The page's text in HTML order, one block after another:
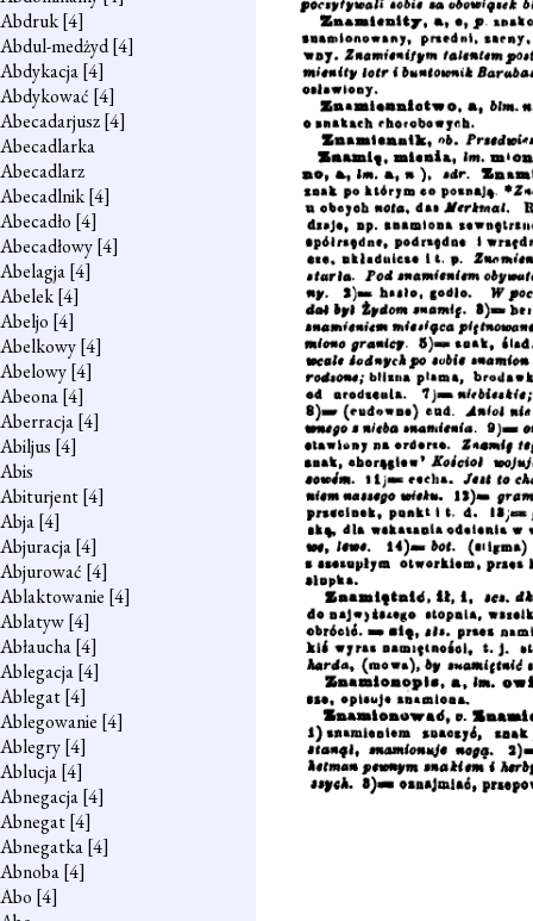
Abdruk[4]
Abdul-medżyd[4]
Abdykacja[4]
Abdykować [4]
Abecadarjusz[4]
Abecadlarka
Abecadlarz
Abecadlnik[4]
Abecadło [4]
Abecadłowy[4]
Abelagja[4]
Abelek[4]
Abeljo [4]
Abelkowy[4]
Abelowy[4]
Abeona[4]
Aberracja[4]
Abiljus [4]
Abis
Abiturjent[4]
Abja[4]
Abjuracja[4]
Abjurować [4]
Ablaktowanie [4]
Ablatyw[4]
Abłaucha[4]
Ablegacja[4]
Ablegat[4]
Ablegowanie [4]
Ablegry[4]
Ablucja[4]
Abnegacja[4]
Abnegat[4]
Abnegatka[4]
Abnoba[4]
Abo [4]